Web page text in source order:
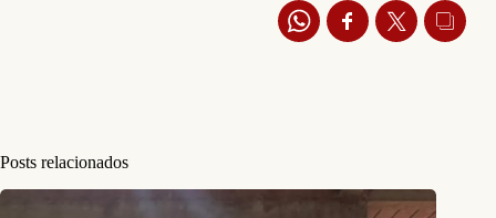
Posts relacionados